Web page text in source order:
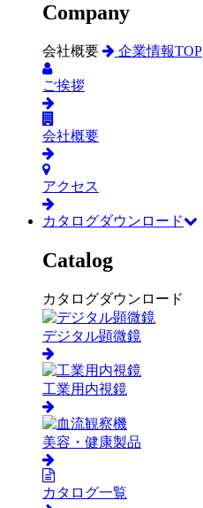
Company
会社概要 企業情報TOP
ご挨拶
会社概要
アクセス
カタログダウンロード
Catalog
カタログダウンロード
デジタル顕微鏡
工業用内視鏡
美容・健康製品
カタログ一覧